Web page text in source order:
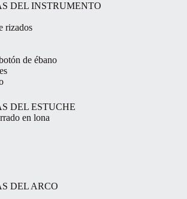
DEL INSTRUMENTO
rizados
de ébano
DEL ESTUCHE
en lona
DEL ARCO